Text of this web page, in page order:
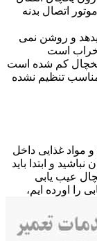
اتصال بدنه
و روشن نمی
خراب است
یخچال کم شده است
تنظیم نشده
مواد غذایی داخل
و ابتدا باید
عیب یابی
را اورده ایم،